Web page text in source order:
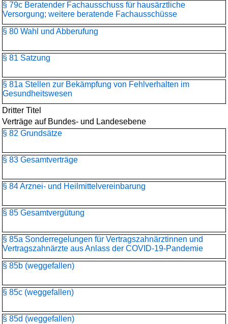
§ 79c Beratender Fachausschuss für hausärztliche
Versorgung; weitere beratende Fachausschüsse
§ 80 Wahl und Abberufung
§ 81 Satzung
§ 81a Stellen zur Bekämpfung von Fehlverhalten im
Gesundheitswesen
Dritter Titel
Verträge auf Bundes- und Landesebene
§ 82 Grundsätze
§ 83 Gesamtverträge
§ 84 Arznei- und Heilmittelvereinbarung
§ 85 Gesamtvergütung
§ 85a Sonderregelungen für Vertragszahnärztinnen und
Vertragszahnärzte aus Anlass der COVID-19-Pandemie
§ 85b (weggefallen)
§ 85c (weggefallen)
§ 85d (weggefallen)